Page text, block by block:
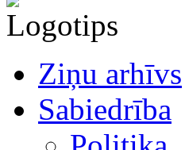
Ziņu arhīvs
Sabiedrība